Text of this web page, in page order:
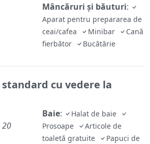
Mâncăruri și băuturi:
Aparat pentru prepararea de
ceai/cafea
Minibar
Cană
fierbător
Bucătărie
cu vedere la
20
Baie:
Halat de baie
Prosoape
Articole de
toaletă gratuite
Papuci de